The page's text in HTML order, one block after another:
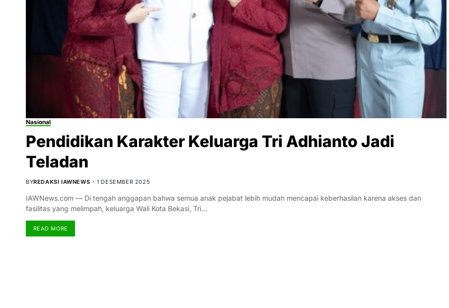
Nasional
Pendidikan Karakter Keluarga Tri Adhianto Jadi
Teladan
BYREDAKSI IAWNEWS 1 DESEMBER 2025
IAWNews.com — Di tengah anggapan bahwa semua anak pejabat lebih mudah mencapai keberhasilan karena akses dan
fasilitas yang melimpah, keluarga Wali Kota Bekasi, Tri…
READ MORE